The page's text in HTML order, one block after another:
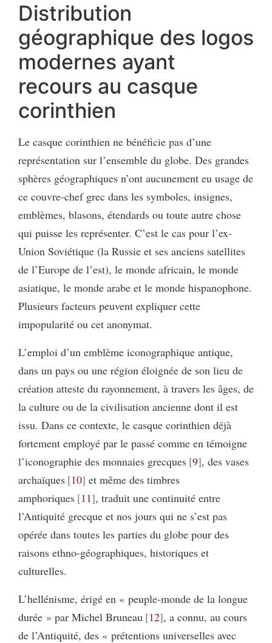
Distribution
géographique des logos
modernes ayant
recours au casque
corinthien
Le casque corinthien ne bénéficie pas d’une
représentation sur l’ensemble du globe. Des grandes
sphères géographiques n’ont aucunement eu usage de
ce couvre-chef grec dans les symboles, insignes,
emblèmes, blasons, étendards ou toute autre chose
qui puisse les représenter. C’est le cas pour l’ex-
Union Soviétique (la Russie et ses anciens satellites
de l’Europe de l’est), le monde africain, le monde
asiatique, le monde arabe et le monde hispanophone.
Plusieurs facteurs peuvent expliquer cette
impopularité ou cet anonymat.
L’emploi d’un emblème iconographique antique,
dans un pays ou une région éloignée de son lieu de
création atteste du rayonnement, à travers les âges, de
la culture ou de la civilisation ancienne dont il est
issu. Dans ce contexte, le casque corinthien déjà
fortement employé par le passé comme en témoigne
l’iconographie des monnaies grecques 9 , des vases
archaïques 10 et même des timbres
amphoriques 11 , traduit une continuité entre
l’Antiquité grecque et nos jours qui ne s’est pas
opérée dans toutes les parties du globe pour des
raisons ethno-géographiques, historiques et
culturelles.
L’hellénisme, érigé en « peuple-monde de la longue
durée » par Michel Bruneau 12 , a connu, au cours
de l’Antiquité, des « prétentions universelles avec